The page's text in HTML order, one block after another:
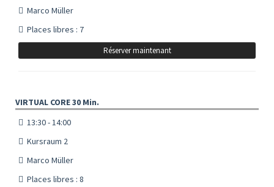
Marco Müller
Places libres : 7
Réserver maintenant
VIRTUAL CORE 30 Min.
13:30 - 14:00
Kursraum 2
Marco Müller
Places libres : 8